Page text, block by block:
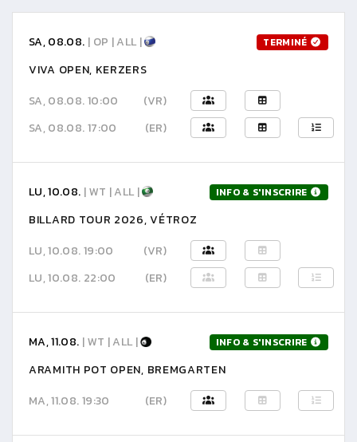
SA, 08.08. | OP | ALL | TERMINÉ
VIVA OPEN, KERZERS
SA, 08.08. 10:00
(VR)
SA, 08.08. 17:00
(ER)
LU, 10.08. | WT | ALL | INFO & S'INSCRIRE
BILLARD TOUR 2026, VÉTROZ
LU, 10.08. 19:00
(VR)
LU, 10.08. 22:00
(ER)
MA, 11.08. | WT | ALL | INFO & S'INSCRIRE
ARAMITH POT OPEN, BREMGARTEN
MA, 11.08. 19:30
(ER)